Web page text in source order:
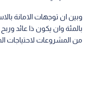
من المشروعات لاحتياجات